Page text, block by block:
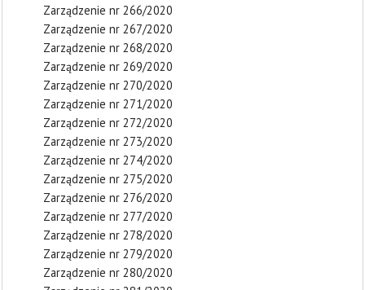
Zarządzenie nr 266/2020
Zarządzenie nr 267/2020
Zarządzenie nr 268/2020
Zarządzenie nr 269/2020
Zarządzenie nr 270/2020
Zarządzenie nr 271/2020
Zarządzenie nr 272/2020
Zarządzenie nr 273/2020
Zarządzenie nr 274/2020
Zarządzenie nr 275/2020
Zarządzenie nr 276/2020
Zarządzenie nr 277/2020
Zarządzenie nr 278/2020
Zarządzenie nr 279/2020
Zarządzenie nr 280/2020